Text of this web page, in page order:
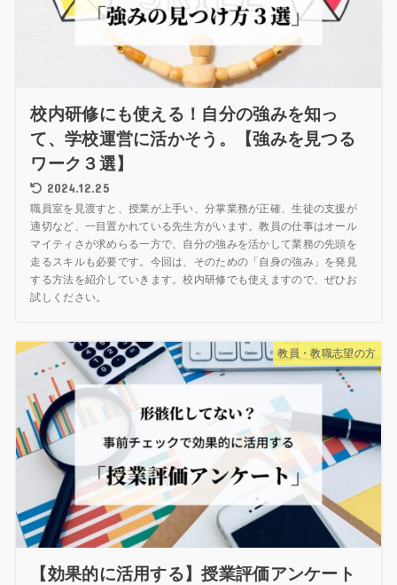
校内研修にも使える！自分の強みを知っ
て、学校運営に活かそう。【強みを見つる
ワーク３選】
2024.12.25
職員室を見渡すと、授業が上手い、分掌業務が正確、生徒の支援が
適切など、一目置かれている先生方がいます。教員の仕事はオール
マイティさが求めらる一方で、自分の強みを活かして業務の先頭を
走るスキルも必要です。今回は、そのための「自身の強み」を発見
する方法を紹介していきます。校内研修でも使えますので、ぜひお
試しください。
教員・教職志望の方
【効果的に活用する】授業評価アンケート